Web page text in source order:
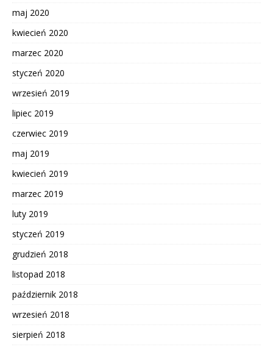
maj 2020
kwiecień 2020
marzec 2020
styczeń 2020
wrzesień 2019
lipiec 2019
czerwiec 2019
maj 2019
kwiecień 2019
marzec 2019
luty 2019
styczeń 2019
grudzień 2018
listopad 2018
październik 2018
wrzesień 2018
sierpień 2018